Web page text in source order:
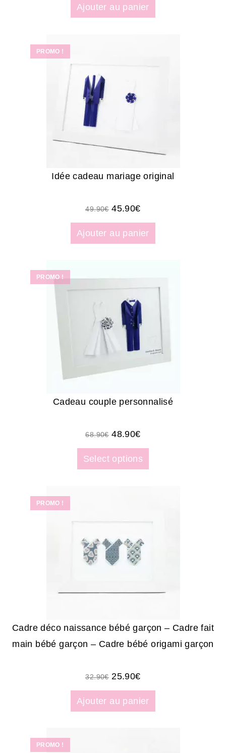
Ajouter au panier
PROMO !
Idée cadeau mariage original
49.90€ 45.90€
Ajouter au panier
PROMO !
Cadeau couple personnalisé
68.90€ 48.90€
Select options
PROMO !
Cadre déco naissance bébé garçon – Cadre fait
main bébé garçon – Cadre bébé origami garçon
32.90€ 25.90€
Ajouter au panier
PROMO !